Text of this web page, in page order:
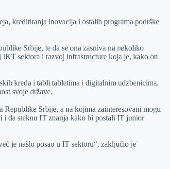
kreditiranja inovacija i ostalih programa podrške
Srbije, te da se ona zasniva na nekoliko
IKT sektora i razvoj infrastructure koja je, kako on
kreda i tabli tabletima i digitalnim udzbenicima,
svoje države.
Srbije, a na kojima zainteresovani mogu
i da steknu IT znanja kako bi postali IT junior
je našlo posao u IT sektoru“, zaključio je